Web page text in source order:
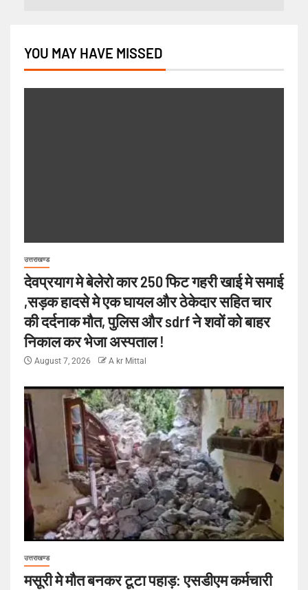
YOU MAY HAVE MISSED
उत्तराखण्ड
देवप्रयाग मे बेलेरो कार 250 फिट गहरी खाई मे समाई
,सड़क हादसे मे एक घायल और ठेकेदार सहित चार
की दर्दनाक मौत, पुलिस और sdrf ने शवों को बाहर
निकाल कर भेजा अस्पताल !
August 7, 2026 A kr Mittal
उत्तराखण्ड
मसूरी मे मौत बनकर टूटा पहाड़: एसडीएम कर्मचारी